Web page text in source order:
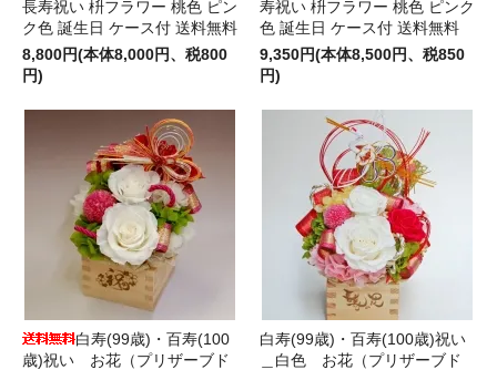
長寿祝い 枡フラワー 桃色 ピン
ク色 誕生日 ケース付 送料無料
8,800円(本体8,000円、税800
円)
寿祝い 枡フラワー 桃色 ピンク
色 誕生日 ケース付 送料無料
9,350円(本体8,500円、税850
円)
白寿(99歳)・百寿(100
歳)祝い お花（プリザーブド
白寿(99歳)・百寿(100歳)祝い
＿白色 お花（プリザーブド